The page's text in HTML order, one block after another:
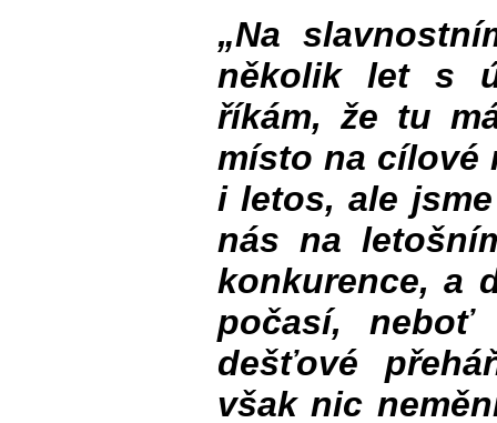
„Na
několik let s
říkám, že tu
místo na cílové
i letos, ale
nás na
konkurence, a
počasí, neboť
dešťové
však nic